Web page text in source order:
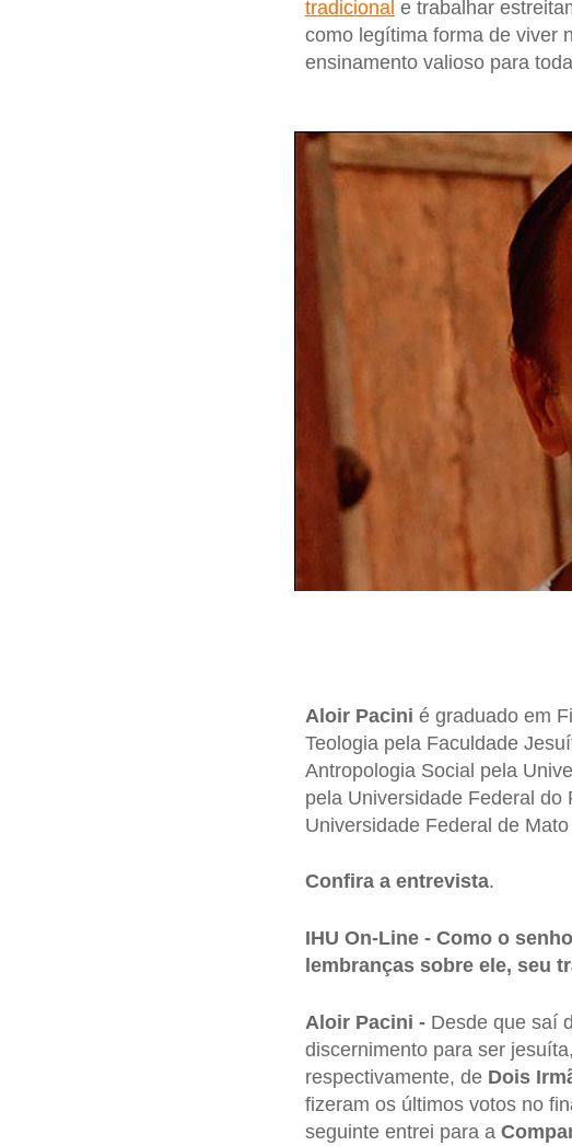
tradicional e trabalhar
como legítima forma de viver
ensinamento valioso para
Aloir Pacini é graduado em
Teologia pela Faculdade
Antropologia Social pela
pela Universidade Federal do
Universidade Federal de
Confira a entrevista.
IHU On-Line - Como o
lembranças sobre ele, seu
Aloir Pacini -Desde que saí
discernimento para ser
respectivamente, de Dois
fizeram os últimos votos no
seguinte entrei para a